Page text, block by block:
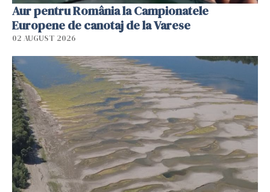
Aur pentru România la Campionatele
Europene de canotaj de la Varese
02 AUGUST 2026